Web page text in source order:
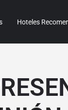
Hoteles